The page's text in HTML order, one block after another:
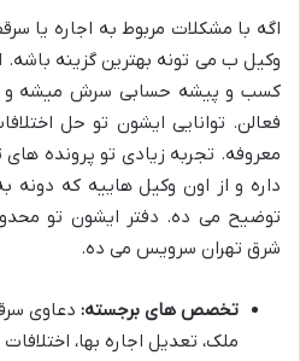
اگه با مشکلات مربوط به اجاره یا
وکیل ب می تونه بهترین گزینه
کسب و پیشه حسابی سرش میشه و
فعالن. توانایی ایشون تو حل
معروفه. تجربه زیادی تو پرونده
داره و از اون وکیل هاییه که دونه
توضیح می ده. دفتر ایشون تو
شرق تهران سرویس می ده.
تخصص های برجسته: دعاوی
ملک، تعدیل اجاره بها،